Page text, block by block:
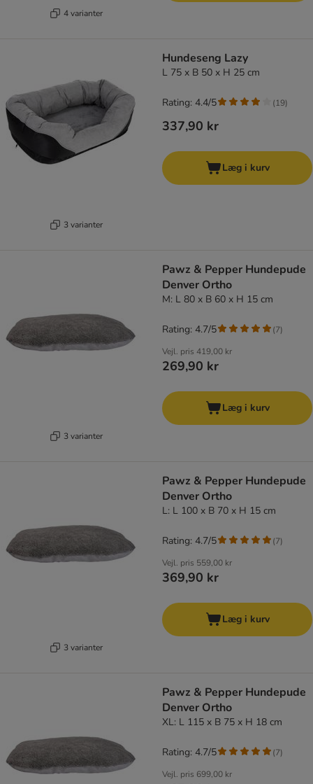
4 varianter
3 varianter
Hundeseng Lazy
L 75 x B 50 x H 25 cm
337,90 kr
Rating: 4.4/5 (19)
Læg i kurv
3 varianter
Pawz & Pepper Hundepude
Denver Ortho
M: L 80 x B 60 x H 15 cm
Vejl. pris 419,00 kr
269,90 kr
Rating: 4.7/5 (7)
Læg i kurv
3 varianter
Pawz & Pepper Hundepude
Denver Ortho
L: L 100 x B 70 x H 15 cm
Vejl. pris 559,00 kr
369,90 kr
Rating: 4.7/5 (7)
Læg i kurv
Pawz & Pepper Hundepude
Denver Ortho
XL: L 115 x B 75 x H 18 cm
Vejl. pris 699,00 kr
Rating: 4.7/5 (7)